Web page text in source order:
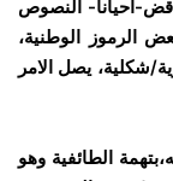
احياناً- النصوص
الرموز الوطنية،
شكلية، يصل الامر
الطائفية وهو